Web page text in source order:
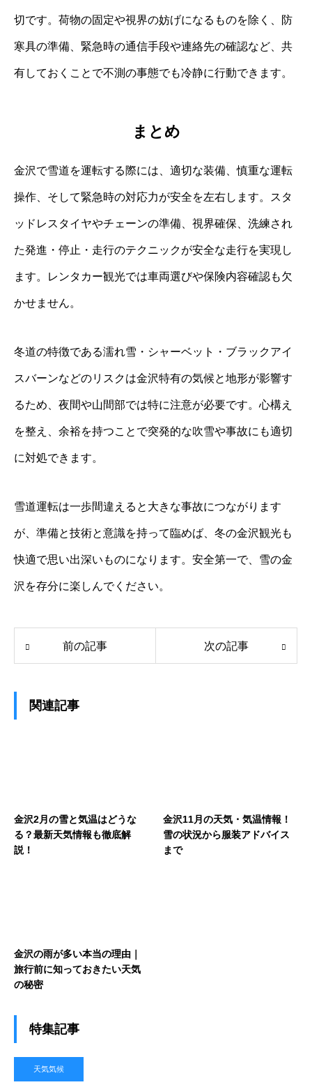
切です。荷物の固定や視界の妨げになるものを除く、防
寒具の準備、緊急時の通信手段や連絡先の確認など、共
有しておくことで不測の事態でも冷静に行動できます。
まとめ
金沢で雪道を運転する際には、適切な装備、慎重な運転
操作、そして緊急時の対応力が安全を左右します。スタ
ッドレスタイヤやチェーンの準備、視界確保、洗練され
た発進・停止・走行のテクニックが安全な走行を実現し
ます。レンタカー観光では車両選びや保険内容確認も欠
かせません。
冬道の特徴である濡れ雪・シャーベット・ブラックアイ
スバーンなどのリスクは金沢特有の気候と地形が影響す
るため、夜間や山間部では特に注意が必要です。心構え
を整え、余裕を持つことで突発的な吹雪や事故にも適切
に対処できます。
雪道運転は一歩間違えると大きな事故につながります
が、準備と技術と意識を持って臨めば、冬の金沢観光も
快適で思い出深いものになります。安全第一で、雪の金
沢を存分に楽しんでください。
前の記事 次の記事
関連記事
金沢2月の雪と気温はどうな
る？最新天気情報も徹底解
説！
金沢11月の天気・気温情報！
雪の状況から服装アドバイス
まで
金沢の雨が多い本当の理由｜
旅行前に知っておきたい天気
の秘密
特集記事
天気気候